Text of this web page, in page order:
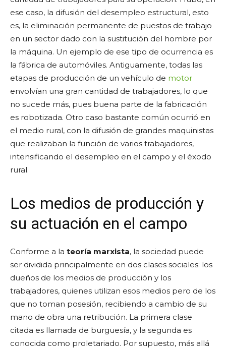
ese caso, la difusión del desempleo estructural, esto
es, la eliminación permanente de puestos de trabajo
en un sector dado con la sustitución del hombre por
la máquina. Un ejemplo de ese tipo de ocurrencia es
la fábrica de automóviles. Antiguamente, todas las
etapas de producción de un vehículo de motor
envolvían una gran cantidad de trabajadores, lo que
no sucede más, pues buena parte de la fabricación
es robotizada. Otro caso bastante común ocurrió en
el medio rural, con la difusión de grandes maquinistas
que realizaban la función de varios trabajadores,
intensificando el desempleo en el campo y el éxodo
rural.
Los medios de producción y
su actuación en el campo
Conforme a la teoría marxista, la sociedad puede
ser dividida principalmente en dos clases sociales: los
dueños de los medios de producción y los
trabajadores, quienes utilizan esos medios pero de los
que no toman posesión, recibiendo a cambio de su
mano de obra una retribución. La primera clase
citada es llamada de burguesía, y la segunda es
conocida como proletariado. Por supuesto, más allá